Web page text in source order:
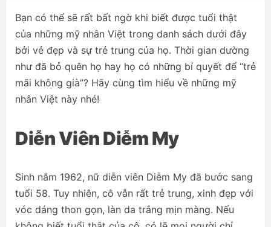
Bạn có thể sẽ rất bất ngờ khi biết được tuổi thật
của những mỹ nhân Việt trong danh sách dưới đây
bởi vẻ đẹp và sự trẻ trung của họ. Thời gian dường
như đã bỏ quên họ hay họ có những bí quyết để “trẻ
mãi không già”? Hãy cùng tìm hiểu về những mỹ
nhân Việt này nhé!
Diễn Viên Diễm My
Sinh năm 1962, nữ diễn viên Diễm My đã bước sang
tuổi 58. Tuy nhiên, cô vẫn rất trẻ trung, xinh đẹp với
vóc dáng thon gọn, làn da trắng mịn màng. Nếu